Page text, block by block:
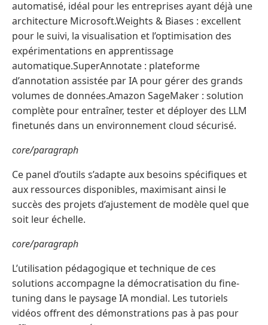
automatisé, idéal pour les entreprises ayant déjà une
architecture Microsoft.Weights & Biases : excellent
pour le suivi, la visualisation et l’optimisation des
expérimentations en apprentissage
automatique.SuperAnnotate : plateforme
d’annotation assistée par IA pour gérer des grands
volumes de données.Amazon SageMaker : solution
complète pour entraîner, tester et déployer des LLM
finetunés dans un environnement cloud sécurisé.
core/paragraph
Ce panel d’outils s’adapte aux besoins spécifiques et
aux ressources disponibles, maximisant ainsi le
succès des projets d’ajustement de modèle quel que
soit leur échelle.
core/paragraph
L’utilisation pédagogique et technique de ces
solutions accompagne la démocratisation du fine-
tuning dans le paysage IA mondial. Les tutoriels
vidéos offrent des démonstrations pas à pas pour